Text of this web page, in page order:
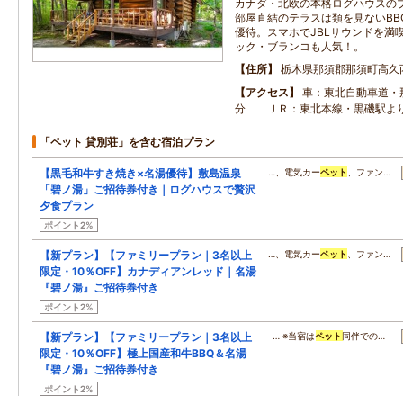
カナダ・北欧の本格ログハウスの
部屋直結のテラスは類を見ない
優待。スマホでJBLサウンドを満
ック・ブランコも人気！。
住所
栃木県那須郡那須町高
アクセス
車：東北自動車道
分 ＪＲ：東北本線・黒磯駅よ
「ペット 貸別荘」を含む宿泊プラン
【黒毛和牛すき焼き×名湯優待】敷島温泉
「碧ノ湯」ご招待券付き｜ログハウスで贅沢
夕食プラン
ポイント2%
…、電気カーペット 、ファン…
【新プラン】【ファミリープラン｜3名以上
限定・10％OFF】カナディアンレッド｜名湯
『碧ノ湯』ご招待券付き
ポイント2%
…、電気カーペット 、ファン…
【新プラン】【ファミリープラン｜3名以上
限定・10％OFF】極上国産和牛BBQ＆名湯
『碧ノ湯』ご招待券付き
ポイント2%
… ※当宿はペット 同伴での…